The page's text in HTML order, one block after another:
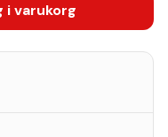
i varukorg